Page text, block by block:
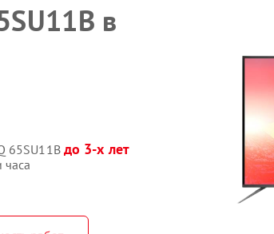
в
65SU11B до 3-х лет